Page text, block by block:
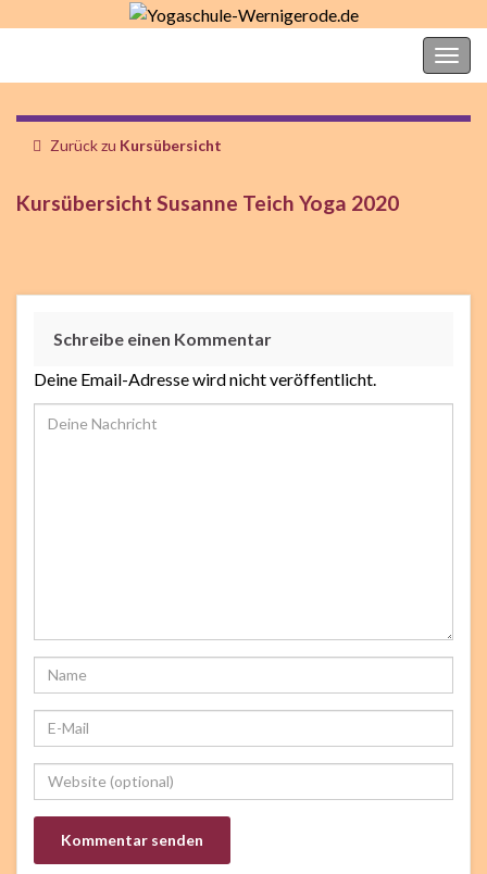
Zurück zu Kursübersicht
Kursübersicht Susanne Teich Yoga 2020
Schreibe einen Kommentar
Deine Email-Adresse wird nicht veröffentlicht.